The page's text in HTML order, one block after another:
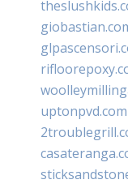
uptonpvd.com